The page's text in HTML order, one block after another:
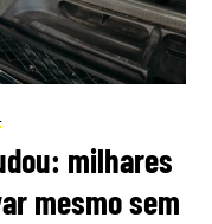
milhares
mesmo sem